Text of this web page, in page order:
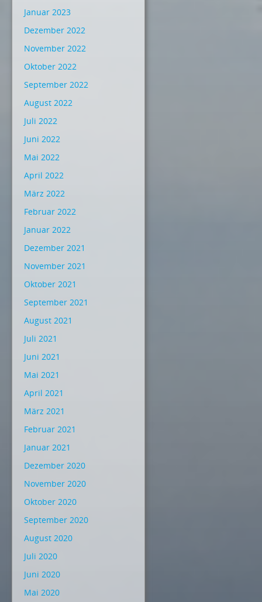
Januar 2023
Dezember 2022
November 2022
Oktober 2022
September 2022
August 2022
Juli 2022
Juni 2022
Mai 2022
April 2022
März 2022
Februar 2022
Januar 2022
Dezember 2021
November 2021
Oktober 2021
September 2021
August 2021
Juli 2021
Juni 2021
Mai 2021
April 2021
März 2021
Februar 2021
Januar 2021
Dezember 2020
November 2020
Oktober 2020
September 2020
August 2020
Juli 2020
Juni 2020
Mai 2020